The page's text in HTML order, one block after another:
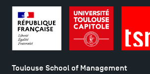
2024-2025 à TSM !
Les Masters de TSM récompensés
Eduniversal
Toulouse School of Management